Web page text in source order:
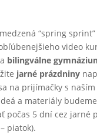
“spring
video
bilingválne
jarné prázdniny
na prijímačky s
a materiály budeme
počas 5 dní cez jarné
piatok).